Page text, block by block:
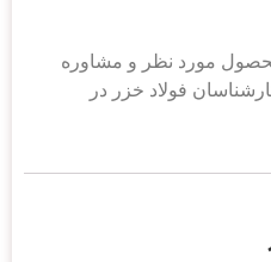
مورد نظر و مشاوره
فولاد خزر در